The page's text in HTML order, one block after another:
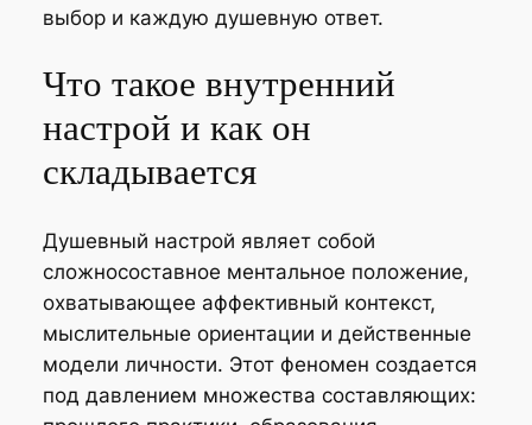
выбор и каждую душевную ответ.
Что такое внутренний
настрой и как он
складывается
Душевный настрой являет собой
сложносоставное ментальное положение,
охватывающее аффективный контекст,
мыслительные ориентации и действенные
модели личности. Этот феномен создается
под давлением множества составляющих: